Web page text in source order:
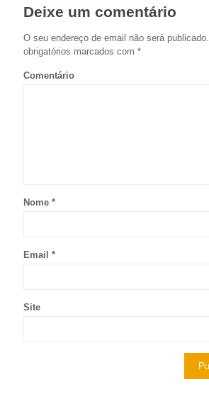
Deixe um comentário
O seu endereço de email não será publicado.
obrigatórios marcados com *
Comentário
Nome *
Email *
Site